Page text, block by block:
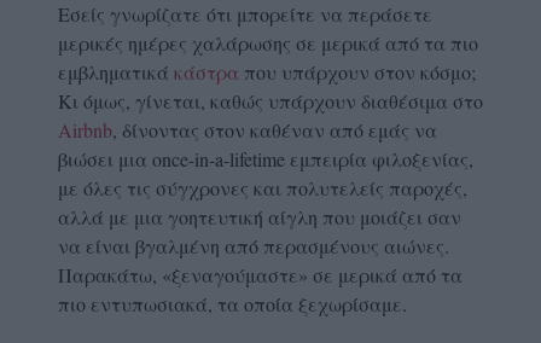
Εσείς γνωρίζατε ότι μπορείτε να περάσετε
μερικές ημέρες χαλάρωσης σε μερικά από τα πιο
εμβληματικά κάστρα που υπάρχουν στον κόσμο;
Κι όμως, γίνεται, καθώς υπάρχουν διαθέσιμα στο
Airbnb, δίνοντας στον καθέναν από εμάς να
βιώσει μια once-in-a-lifetime εμπειρία φιλοξενίας,
με όλες τις σύγχρονες και πολυτελείς παροχές,
αλλά με μια γοητευτική αίγλη που μοιάζει σαν
να είναι βγαλμένη από περασμένους αιώνες.
Παρακάτω, «ξεναγούμαστε» σε μερικά από τα
πιο εντυπωσιακά, τα οποία ξεχωρίσαμε.